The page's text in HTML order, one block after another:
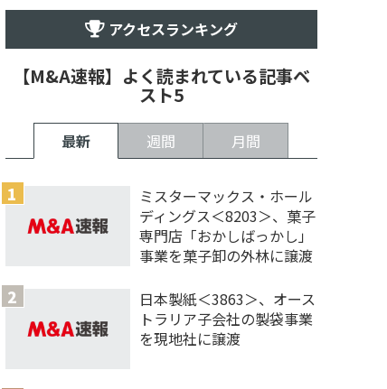
アクセスランキング
【M&A速報】よく読まれている記事ベ
スト5
最新 週間 月間
ミスターマックス・ホール
ディングス＜8203＞、菓子
専門店「おかしばっかし」
事業を菓子卸の外林に譲渡
日本製紙＜3863＞、オース
トラリア子会社の製袋事業
を現地社に譲渡